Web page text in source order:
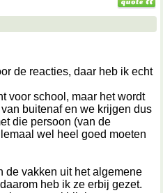
de reacties, daar heb ik echt
voor school, maar het wordt
buitenaf en we krijgen dus
die persoon (van de
wel heel goed moeten
de vakken uit het algemene
heb ik ze erbij gezet.